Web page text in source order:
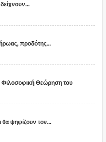
προδότης...
Φιλοσοφική Θεώρηση του
θα ψηφίζουν τον...